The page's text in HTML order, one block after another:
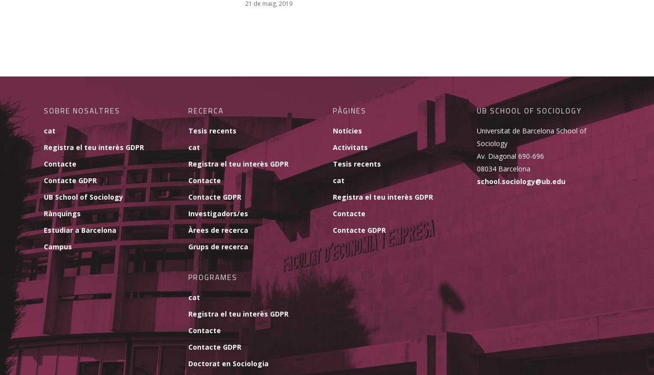
21 de maig, 2019
SOBRE NOSALTRES
cat
Registra el teu interès GDPR
Contacte
Contacte GDPR
UB School of Sociology
Rànquings
Estudiar a Barcelona
Campus
RECERCA
Tesis recents
cat
Registra el teu interès GDPR
Contacte
Contacte GDPR
Investigadors/es
Àrees de recerca
Grups de recerca
PROGRAMES
cat
Registra el teu interès GDPR
Contacte
Contacte GDPR
Doctorat en Sociologia
PÀGINES
Notícies
Activitats
Tesis recents
cat
Registra el teu interès GDPR
Contacte
Contacte GDPR
UB SCHOOL OF SOCIOLOGY
Universitat de Barcelona School of
Sociology
Av. Diagonal 690-696
08034 Barcelona
school.sociology@ub.edu